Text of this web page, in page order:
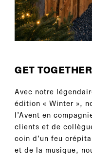
GET
Avec notre
édition « Winter »,
l’Avent en
clients et de
coin d’un feu
et de la musique,